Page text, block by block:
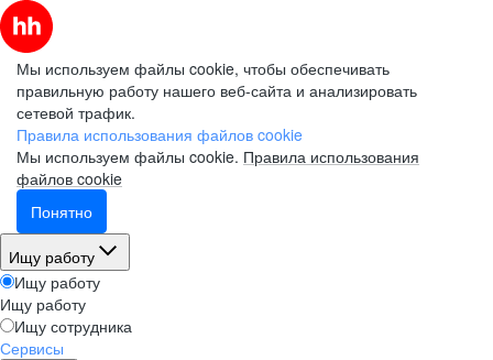
Мы используем файлы cookie, чтобы обеспечивать
правильную работу нашего веб-сайта и анализировать
сетевой трафик.
Правила использования файлов cookie
Мы используем файлы cookie. Правила использования
файлов cookie
Понятно
Ищу работу
Ищу работу
Ищу работу
Ищу сотрудника
Сервисы